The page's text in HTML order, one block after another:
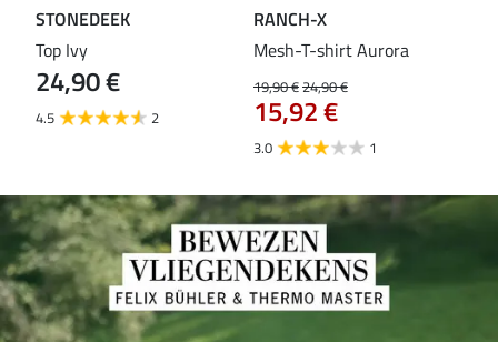
STONEDEEK
Top Ivy
24,90 €
4.5 2
RANCH-X
Mesh-T-shirt Aurora
19,90 €24,90 €
15,92 €
3.0 1